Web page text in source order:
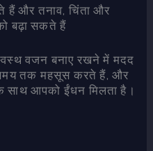
हैं और तनाव, चिंता और
बढ़ा सकते हैं
वजन बनाए रखने में मदद
तक महसूस करते हैं, और
साथ आपको ईंधन मिलता है।